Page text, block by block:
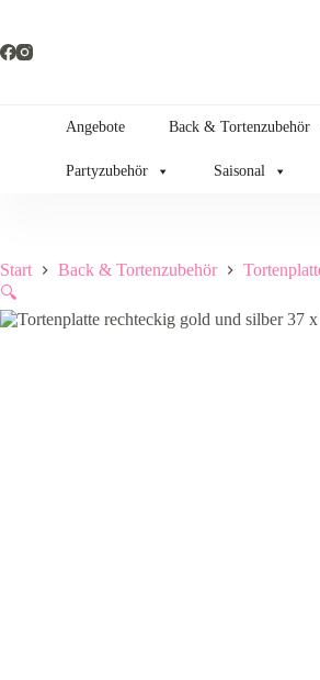
springen
Angebote Back & Tortenzubehör
Partyzubehör Saisonal
Start Back & Tortenzubehör
🔍